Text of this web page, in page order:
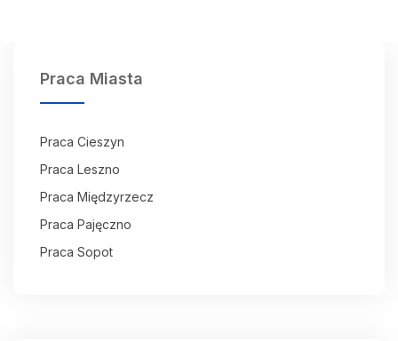
Praca Miasta
Praca Cieszyn
Praca Leszno
Praca Międzyrzecz
Praca Pajęczno
Praca Sopot